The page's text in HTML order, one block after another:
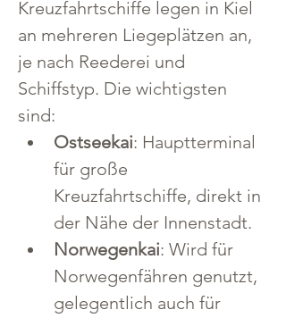
Kreuzfahrtschiffe legen in Kiel
an mehreren Liegeplätzen an,
je nach Reederei und
Schiffstyp. Die wichtigsten
sind:
Ostseekai: Hauptterminal
für große
Kreuzfahrtschiffe, direkt in
der Nähe der Innenstadt.
Norwegenkai: Wird für
Norwegenfähren genutzt,
gelegentlich auch für